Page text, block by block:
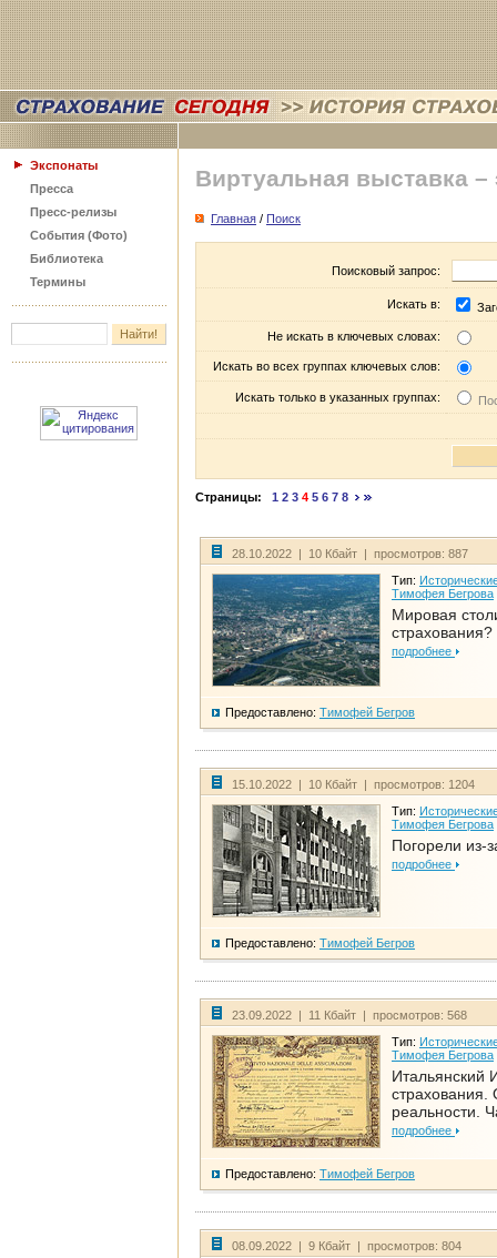
Экспонаты
Пресса
Пресс-релизы
События (Фото)
Библиотека
Термины
Виртуальная выставка –
Главная / Поиск
Поисковый запрос:
Искать в:
Не искать в ключевых словах:
Искать во всех группах ключевых слов:
Искать только в указанных группах:
Страницы: 1 2 3 4 5 6 7 8
28.10.2022 | 10 Кбайт | просмотров: 887
Тип:
Тимофея Бегрова
Мировая
страхования?
подробнее
Предоставлено: Тимофей Бегров
15.10.2022 | 10 Кбайт | просмотров: 1204
Тип:
Тимофея Бегрова
Погорели из-
подробнее
Предоставлено: Тимофей Бегров
23.09.2022 | 11 Кбайт | просмотров: 568
Тип:
Тимофея Бегрова
Итальянский
страхования.
реальности.
подробнее
Предоставлено: Тимофей Бегров
08.09.2022 | 9 Кбайт | просмотров: 804